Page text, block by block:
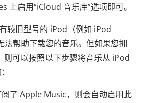
上启用“iCloud 音乐库”选项即可。
较旧型号的 iPod（例如 iPod
帮助下载您的音乐。但如果您拥
则可以按照以下步骤将音乐从 iPod
了 Apple Music，则会自动启用此